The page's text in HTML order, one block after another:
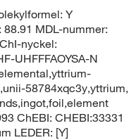
Y
MDL-nummer:
nyckel:
UHFFFAOYSA-N
58784xqc3y,yttrium,
ChEBI: CHEBI:33331
LEDER: [Y]